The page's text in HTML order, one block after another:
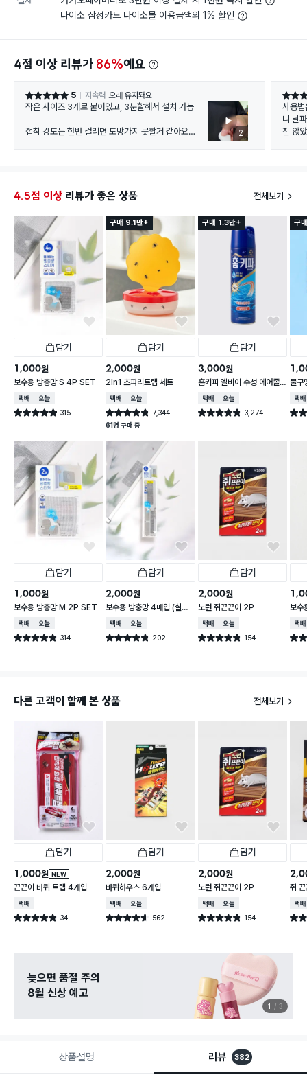
다이소 삼성카드 다이소몰 이용금액의 1% 할인
4점 이상 리뷰가 86%예요
별점 5점 5 지속력 오래 유지돼요
작은 사이즈 3개로 붙어있고, 3분할해서 설치 가능
접착 강도는 한번 걸리면 도망가지 못할거 같아요 2
별점 4
사용법
니 날
진 않
4.5점 이상 리뷰가 좋은 상품 전체보기
담기
1,000원
보수용 방충망 S 4P SET
택배배송오늘배송
별점 4.9점 315
건 작성
구매 9.1만+
담기
2,000원
2in1 초파리트랩 세트
택배배송오늘배송
별점 4.8점 7,344
건 작성
61명 구매 중
구매 1.3만+
담기
3,000원
홈키파 엘비이 수성 에어졸
500 ml
택배배송오늘배송
별점 4.8점 3,274
건 작성
구
물구
택배
별점
담기
1,000원
보수용 방충망 M 2P SET
택배배송오늘배송
별점 4.8점 314
건 작성
담기
2,000원
보수용 방충망 4매입 (실속
형)
택배배송오늘배송
별점 4.8점 202
건 작성
담기
2,000원
노런 쥐끈끈이 2P
택배배송오늘배송
별점 4.8점 154
건 작성
보수
cm
택배
별점
다른 고객이 함께 본 상품 전체보기
담기
NEW
1,000원
끈끈이 바퀴 트랩 4개입
택배배송
별점 4.8점 34
건 작성
담기
2,000원
바퀴하우스 6개입
택배배송오늘배송
별점 4.6점 562
건 작성
담기
2,000원
노런 쥐끈끈이 2P
택배배송오늘배송
별점 4.8점 154
건 작성
쥐
택배
별점
늦으면 품절 주의
8월 신상 예고
1 3
상품설명 리뷰 382